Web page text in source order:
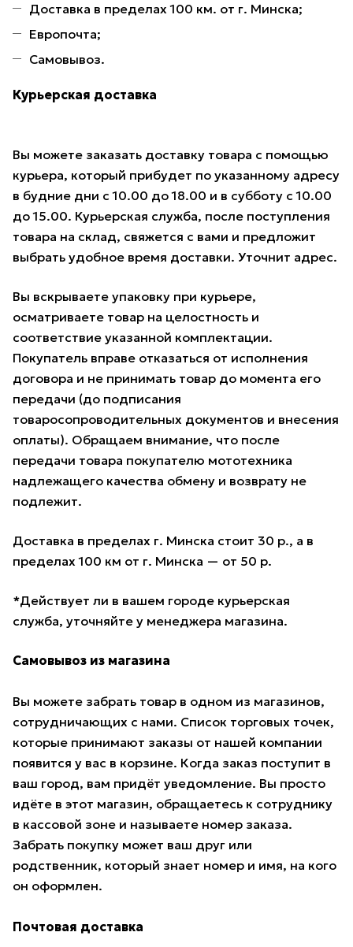
Доставка в пределах 100 км. от г. Минска;
Европочта;
Самовывоз.
Курьерская доставка
Вы можете заказать доставку товара с помощью
курьера, который прибудет по указанному адресу
в будние дни с 10.00 до 18.00 и в субботу с 10.00
до 15.00. Курьерская служба, после поступления
товара на склад, свяжется с вами и предложит
выбрать удобное время доставки. Уточнит адрес.
Вы вскрываете упаковку при курьере,
осматриваете товар на целостность и
соответствие указанной комплектации.
Покупатель вправе отказаться от исполнения
договора и не принимать товар до момента его
передачи (до подписания
товаросопроводительных документов и внесения
оплаты). Обращаем внимание, что после
передачи товара покупателю мототехника
надлежащего качества обмену и возврату не
подлежит.
Доставка в пределах г. Минска стоит 30 р., а в
пределах 100 км от г. Минска — от 50 р.
*Действует ли в вашем городе курьерская
служба, уточняйте у менеджера магазина.
Самовывоз из магазина
Вы можете забрать товар в одном из магазинов,
сотрудничающих с нами. Список торговых точек,
которые принимают заказы от нашей компании
появится у вас в корзине. Когда заказ поступит в
ваш город, вам придёт уведомление. Вы просто
идёте в этот магазин, обращаетесь к сотруднику
в кассовой зоне и называете номер заказа.
Забрать покупку может ваш друг или
родственник, который знает номер и имя, на кого
он оформлен.
Почтовая доставка